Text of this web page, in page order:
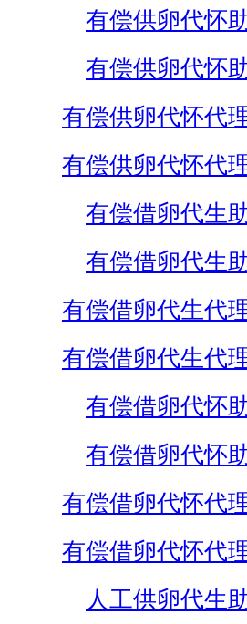
有偿供卵代怀
有偿供卵代怀
有偿供卵代怀代
有偿供卵代怀代
有偿借卵代生
有偿借卵代生
有偿借卵代生代
有偿借卵代生代
有偿借卵代怀
有偿借卵代怀
有偿借卵代怀代
有偿借卵代怀代
人工供卵代生